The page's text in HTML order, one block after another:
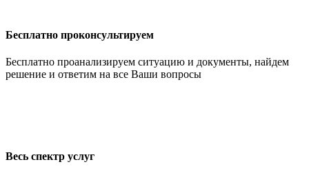
Бесплатно проконсультируем
Бесплатно проанализируем ситуацию и документы, найдем
решение и ответим на все Ваши вопросы
Весь спектр услуг